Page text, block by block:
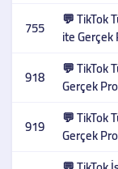
755 💬 TikTok
ite
918 💬 TikTok
Gerçek
919 💬 TikTok
Gerçek